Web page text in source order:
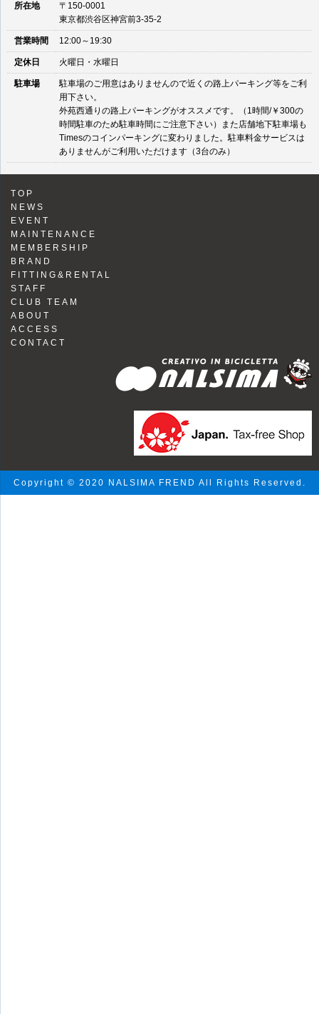
所在地
〒150-0001
東京都渋谷区神宮前3-35-2
営業時間 12:00～19:30
定休日 火曜日・水曜日
駐車場
駐車場のご用意はありませんので近くの路上パーキング等をご利
用下さい。
外苑西通りの路上パーキングがオススメです。（1時間/￥300の
時間駐車のため駐車時間にご注意下さい）また店舗地下駐車場も
Timesのコインパーキングに変わりました。駐車料金サービスは
ありませんがご利用いただけます（3台のみ）
TOP
NEWS
EVENT
MAINTENANCE
MEMBERSHIP
BRAND
FITTING&RENTAL
STAFF
CLUB TEAM
ABOUT
ACCESS
CONTACT
Copyright © 2020 NALSIMA FREND All Rights Reserved.